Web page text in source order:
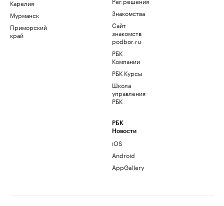
Карелия
Мурманск
Приморский
край
Знакомства
Сайт
знакомств
podbor.ru
РБК
Компании
РБК Курсы
Школа
управления
РБК
РБК
Новости
iOS
Android
AppGallery